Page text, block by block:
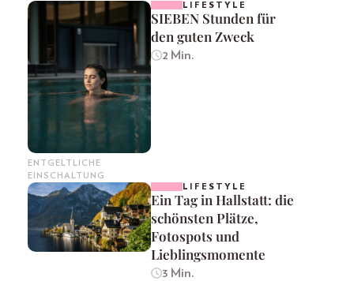
ENTGELTLICHE
EINSCHALTUNG
LIFESTYLE
SIEBEN Stunden für
den guten Zweck
2 Min.
LIFESTYLE
Ein Tag in Hallstatt: die
schönsten Plätze,
Fotospots und
Lieblingsmomente
3 Min.